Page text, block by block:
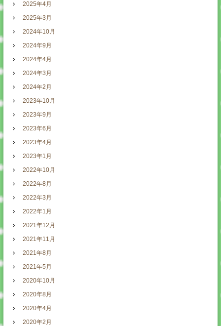
2025年4月
2025年3月
2024年10月
2024年9月
2024年4月
2024年3月
2024年2月
2023年10月
2023年9月
2023年6月
2023年4月
2023年1月
2022年10月
2022年8月
2022年3月
2022年1月
2021年12月
2021年11月
2021年8月
2021年5月
2020年10月
2020年8月
2020年4月
2020年2月